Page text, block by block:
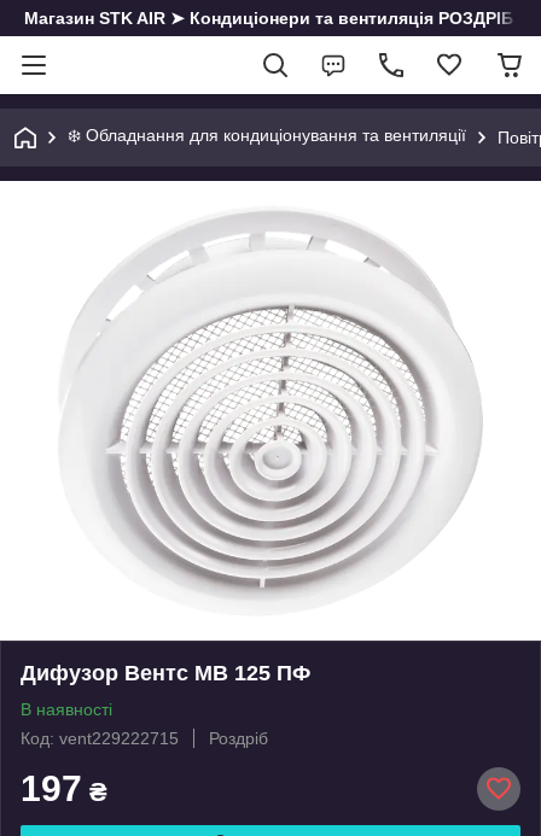
Магазин STK AIR ➤ Кондиціонери та вентиляція РОЗДРІБ
❄️ Обладнання для кондиціонування та вентиляції
Дифузор Вентс МВ 125 ПФ
В наявності
Код: vent229222715
Роздріб
197 ₴